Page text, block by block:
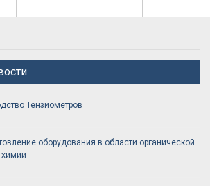
Тензиометров
оборудования в области органической
химии